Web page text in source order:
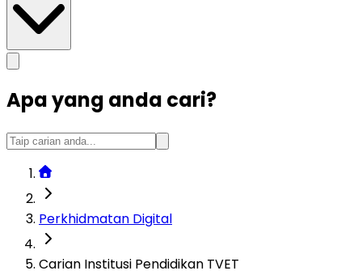
Apa yang anda cari?
Perkhidmatan Digital
Carian Institusi Pendidikan TVET